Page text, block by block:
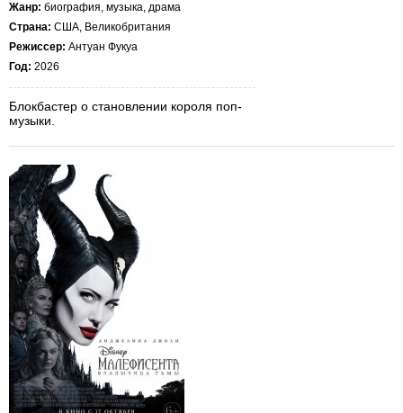
Жанр: биография, музыка, драма
Страна: США, Великобритания
Режиссер: Антуан Фукуа
Год: 2026
Блокбастер о становлении короля поп-
музыки.